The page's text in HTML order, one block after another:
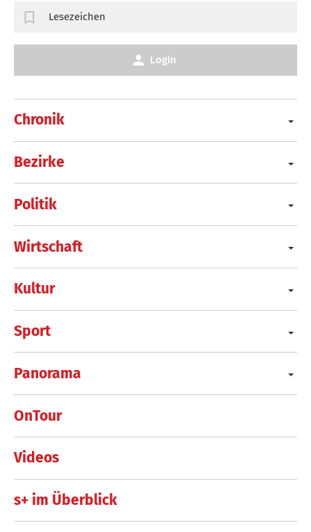
Chronik
Bezirke
Politik
Wirtschaft
Kultur
Sport
Panorama
OnTour
Videos
s+ im Überblick
Lesezeichen
Login